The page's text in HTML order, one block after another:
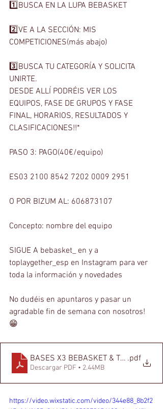
1️⃣BUSCA EN LA LUPA BEBASKET
2️⃣VE A LA SECCIÓN: MIS
COMPETICIONES(más abajo)
3️⃣BUSCA TU CATEGORÍA Y SOLICITA
UNIRTE.
DESDE ALLÍ PODRÉIS VER LOS
EQUIPOS, FASE DE GRUPOS Y FASE
FINAL, HORARIOS, RESULTADOS Y
CLASIFICACIONES!!*
PASO 3: PAGO(40€/equipo)
ES03 2100 8542 7202 0009 2951
O POR BIZUM AL: 606873107
Concepto: nombre del equipo
SIGUE A bebasket_ en y a
toplaygether_esp en Instagram para ver
toda la información y novedades
No dudéis en apuntaros y pasar un
agradable fin de semana con nosotros!
😁
BASES X3 BEBASKET & .pdf
Descargar PDF • 2.44MB
https://video.wixstatic.com/video/344e88_8b2f2